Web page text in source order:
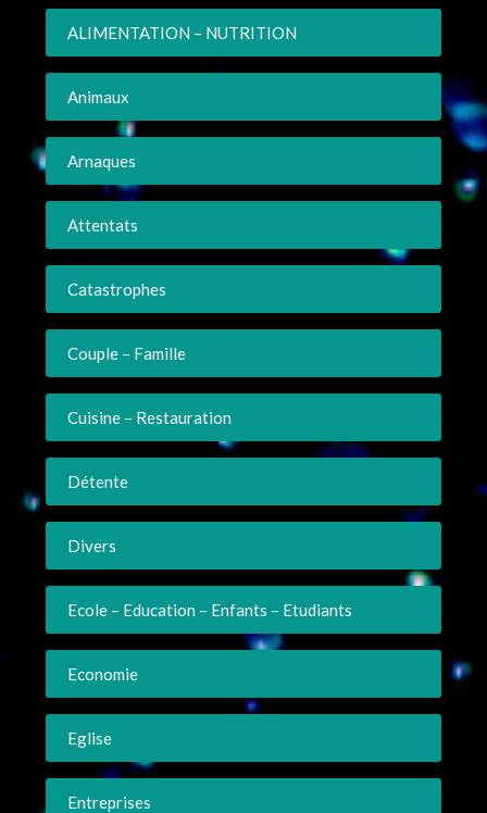
ALIMENTATION – NUTRITION
Animaux
Arnaques
Attentats
Catastrophes
Couple – Famille
Cuisine – Restauration
Détente
Divers
Ecole – Education – Enfants – Etudiants
Economie
Eglise
Entreprises